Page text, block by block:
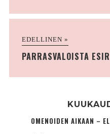
EDELLINEN »
PARRASVALOISTA
OMENOIDEN AIKAAN –